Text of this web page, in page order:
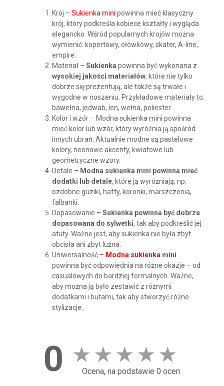
Krój – Sukienka mini powinna mieć klasyczny
krój, który podkreśla kobiece kształty i wygląda
elegancko. Wśród popularnych krojów można
wymienić: kopertowy, ołówkowy, skater, A-line,
empire.
Materiał – Sukienka powinna być wykonana z
wysokiej jakości materiałów, które nie tylko
dobrze się prezentują, ale także są trwałe i
wygodne w noszeniu. Przykładowe materiały to:
bawełna, jedwab, len, wełna, poliester.
Kolor i wzór – Modna sukienka mini powinna
mieć kolor lub wzór, który wyróżnia ją spośród
innych ubrań. Aktualnie modne są pastelowe
kolory, neonowe akcenty, kwiatowe lub
geometryczne wzory.
Detale – Modna sukienka mini powinna mieć
dodatki lub detale, które ją wyróżniają, np.
ozdobne guziki, hafty, koronki, marszczenia,
falbanki.
Dopasowanie – Sukienka powinna być dobrze
dopasowana do sylwetki, tak aby podkreślić jej
atuty. Ważne jest, aby sukienka nie była zbyt
obcisła ani zbyt luźna.
Uniwersalność – Modna sukienka mini
powinna być odpowiednia na różne okazje – od
casualowych do bardziej formalnych. Ważne,
aby można ją było zestawić z różnymi
dodatkami i butami, tak aby stworzyć różne
stylizacje.
0 ★ ★ ★ ★ ★
Ocena, na podstawie 0 ocen